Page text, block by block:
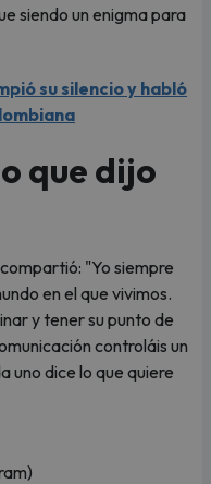
siendo un enigma para
su silencio y habló
que dijo
compartió: "Yo siempre
en el que vivimos.
y tener su punto de
controláis un
uno dice lo que quiere